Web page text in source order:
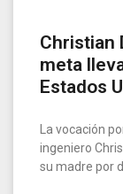
Christian
meta
Estados
La vocación
ingeniero
su madre por